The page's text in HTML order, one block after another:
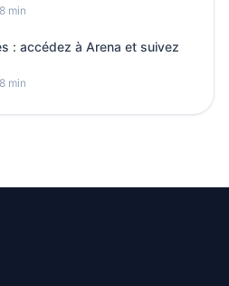
8 min
: accédez à Arena et suivez
8 min